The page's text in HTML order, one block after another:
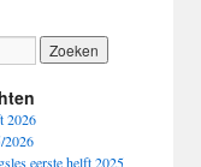
2026
2026
eerste helft 2025